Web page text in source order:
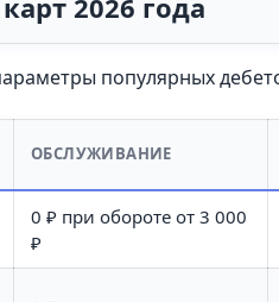
популярных
ОБСЛУЖИВАНИЕ
0 ₽ при обороте от 3 000
₽